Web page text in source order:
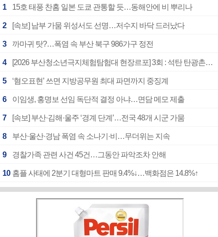
1 15호 태풍 찬홈 일본 도쿄 관통할 듯…동해안에 비 뿌리나
2 [속보] 남부 가뭄 위성서도 선명…저수지 바닥 드러났다
3 까마귀 탓?…폭염 속 부산 북구 986가구 정전
4 [2026 부산청소년극지체험탐험대 현장르포] 3회 : 석탄 탄광촌에서 북극 연구의 중심지로
5 ‘혐오표현’ 쓰면 지방공무원 최대 파면까지 중징계
6 이임생, 홍명보 선임 독단적 결정 아냐…면담 메모 제출
7 [속보] 부산·김해·울주 ‘경계 단계’…전국 48개 시군 가뭄
8 부산·울산·경남 폭염 속 소나기·비…무더위는 지속
9 경찰가족 관련 사건 45건…그동안 파악조차 안해
10 홈플 사태에 2분기 대형마트 판매 9.4%↓…백화점은 14.8%↑